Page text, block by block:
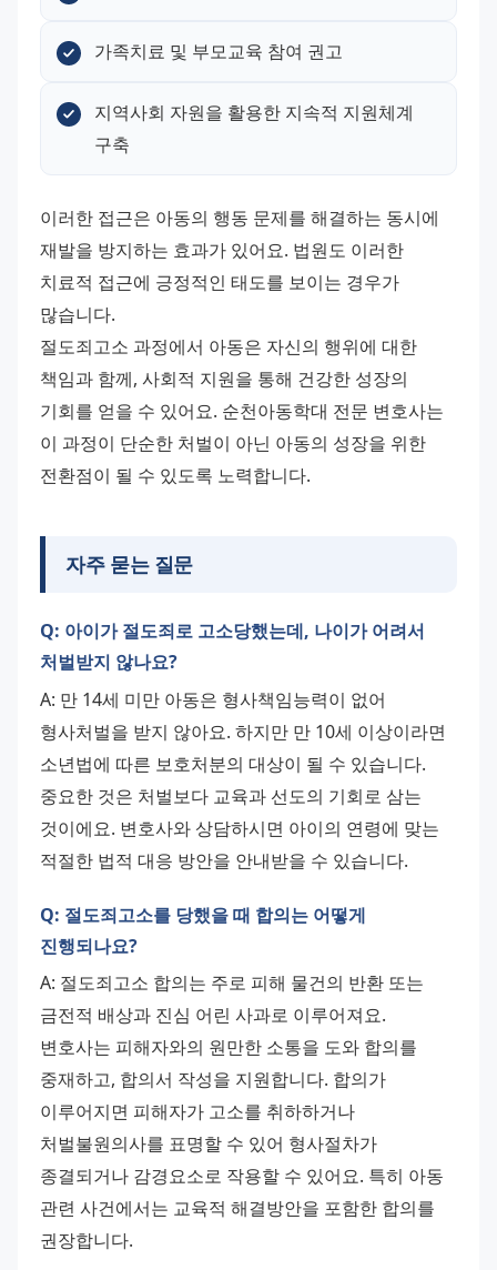
가족치료 및 부모교육 참여 권고
지역사회 자원을 활용한 지속적 지원체계
구축
이러한 접근은 아동의 행동 문제를 해결하는 동시에
재발을 방지하는 효과가 있어요. 법원도 이러한
치료적 접근에 긍정적인 태도를 보이는 경우가
많습니다.
절도죄고소 과정에서 아동은 자신의 행위에 대한
책임과 함께, 사회적 지원을 통해 건강한 성장의
기회를 얻을 수 있어요. 순천아동학대 전문 변호사는
이 과정이 단순한 처벌이 아닌 아동의 성장을 위한
전환점이 될 수 있도록 노력합니다.
자주 묻는 질문
Q: 아이가 절도죄로 고소당했는데, 나이가 어려서
처벌받지 않나요?
A: 만 14세 미만 아동은 형사책임능력이 없어
형사처벌을 받지 않아요. 하지만 만 10세 이상이라면
소년법에 따른 보호처분의 대상이 될 수 있습니다.
중요한 것은 처벌보다 교육과 선도의 기회로 삼는
것이에요. 변호사와 상담하시면 아이의 연령에 맞는
적절한 법적 대응 방안을 안내받을 수 있습니다.
Q: 절도죄고소를 당했을 때 합의는 어떻게
진행되나요?
A: 절도죄고소 합의는 주로 피해 물건의 반환 또는
금전적 배상과 진심 어린 사과로 이루어져요.
변호사는 피해자와의 원만한 소통을 도와 합의를
중재하고, 합의서 작성을 지원합니다. 합의가
이루어지면 피해자가 고소를 취하하거나
처벌불원의사를 표명할 수 있어 형사절차가
종결되거나 감경요소로 작용할 수 있어요. 특히 아동
관련 사건에서는 교육적 해결방안을 포함한 합의를
권장합니다.